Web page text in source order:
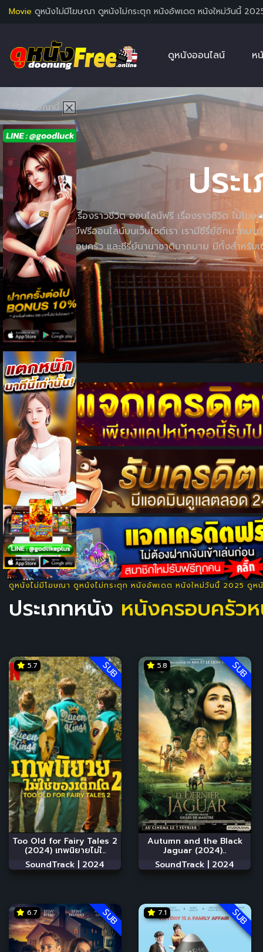
Movie ดูหนังไม่มีโฆษณา ดูหนังไม่กระตุก หนังอัพเดต หนังใหม่วันนี้
ดูหนังออนไลน์ ห
ปร
ดูซีรี่ย์เกี่ยวกับ เรื่องราวชีวิต ออนไลน์ฟรี เรื่องราวชีวิต ไม่โฆ
ท่านได้เลือกดูซีรี่ย์ฟรีออนไลน์บนเว็บไซต์เรา เรามีซีรี่ย์อีกมาก
ความรัก ซีรี่ย์ครอบครัว และซีรี่ย์นานาชาติมากมาย มีทั้งสำหรั
ดูหนังไม่มีโฆษณา ดูหนังไม่กระตุก หนังอัพเดต หนังใหม่วันนี้ 2025 ดูห
ประเภทหนัง หนังครอบครัว
SUB
5.7
Too Old for Fairy Tales 2
(2024) เทพนิยายไม่ใ..
SoundTrack | 2024
SUB
5.8
Autumn and the Black
Jaguar (2024)..
SoundTrack | 2024
SUB
6.7 SUB
7.1
ปิดโฆษณานี้